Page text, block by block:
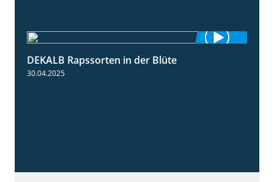
DEKALB Rapssorten in der Blüte
30.04.2025